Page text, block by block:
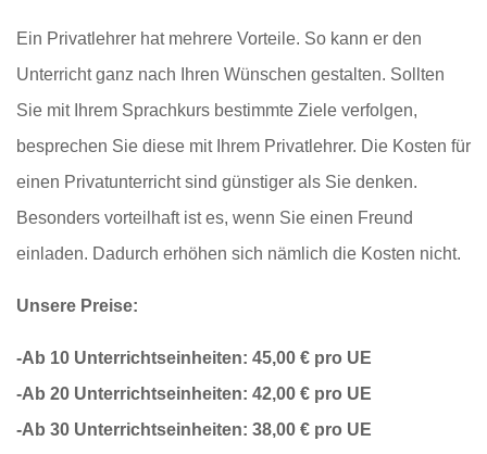
Ein Privatlehrer hat mehrere Vorteile. So kann er den
Unterricht ganz nach Ihren Wünschen gestalten. Sollten
Sie mit Ihrem Sprachkurs bestimmte Ziele verfolgen,
besprechen Sie diese mit Ihrem Privatlehrer. Die Kosten für
einen Privatunterricht sind günstiger als Sie denken.
Besonders vorteilhaft ist es, wenn Sie einen Freund
einladen. Dadurch erhöhen sich nämlich die Kosten nicht.
Unsere Preise:
-Ab 10 Unterrichtseinheiten: 45,00 € pro UE
-Ab 20 Unterrichtseinheiten: 42,00 € pro UE
-Ab 30 Unterrichtseinheiten: 38,00 € pro UE